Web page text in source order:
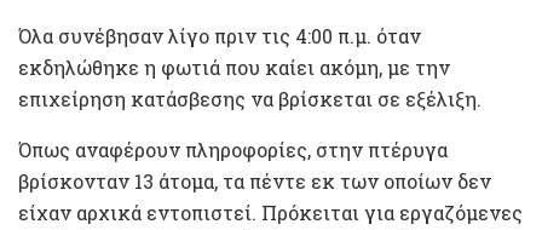
Όλα συνέβησαν λίγο πριν τις 4:00 π.μ. όταν
εκδηλώθηκε η φωτιά που καίει ακόμη, με την
επιχείρηση κατάσβεσης να βρίσκεται σε εξέλιξη.
Όπως αναφέρουν πληροφορίες, στην πτέρυγα
βρίσκονταν 13 άτομα, τα πέντε εκ των οποίων δεν
είχαν αρχικά εντοπιστεί. Πρόκειται για εργαζόμενες